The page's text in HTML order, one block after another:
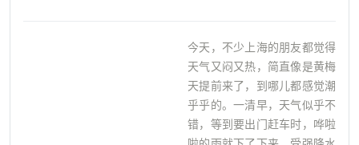
今天，不少上海的朋友都觉得
天气又闷又热，简直像是黄梅
天提前来了，到哪儿都感觉潮
乎乎的。一清早，天气似乎不
错，等到要出门赶车时，哗啦